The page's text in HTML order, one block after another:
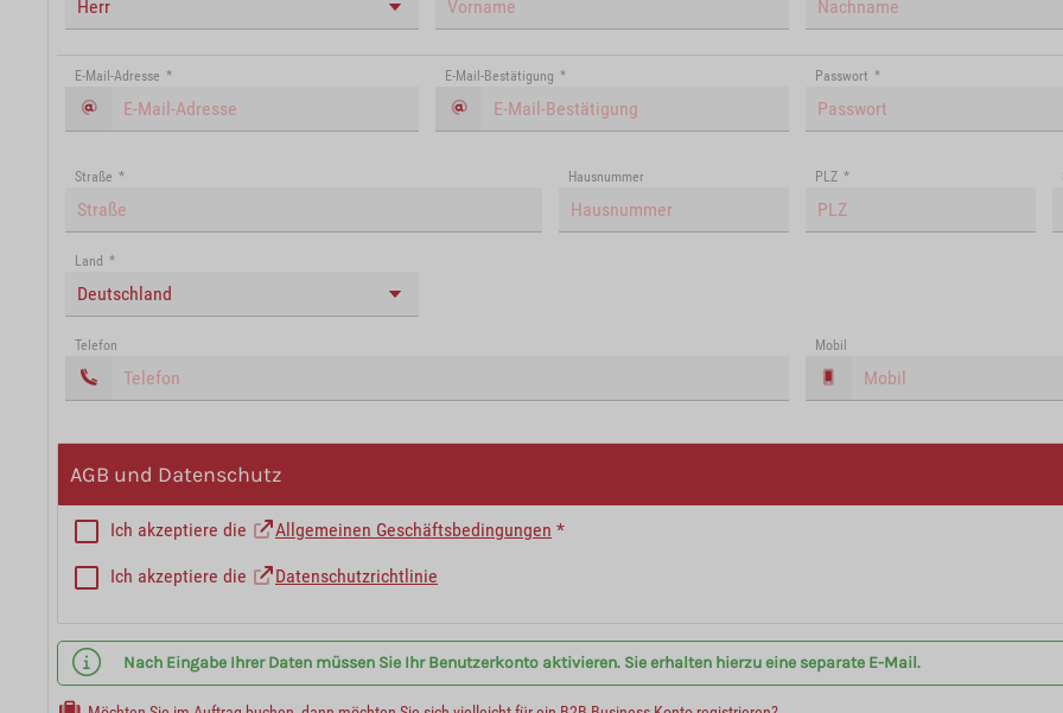
Herr
E-Mail-Adresse * E-Mail-Bestätigung * Passwort *
Straße * Hausnummer PLZ *
Land *
Deutschland
Telefon Mobil
AGB und Datenschutz
Ich akzeptiere die Allgemeinen Geschäftsbedingungen *
Ich akzeptiere die Datenschutzrichtlinie
Nach Eingabe Ihrer Daten müssen Sie Ihr Benutzerkonto aktivieren. Sie erhalten hierzu eine separate E-Mail.